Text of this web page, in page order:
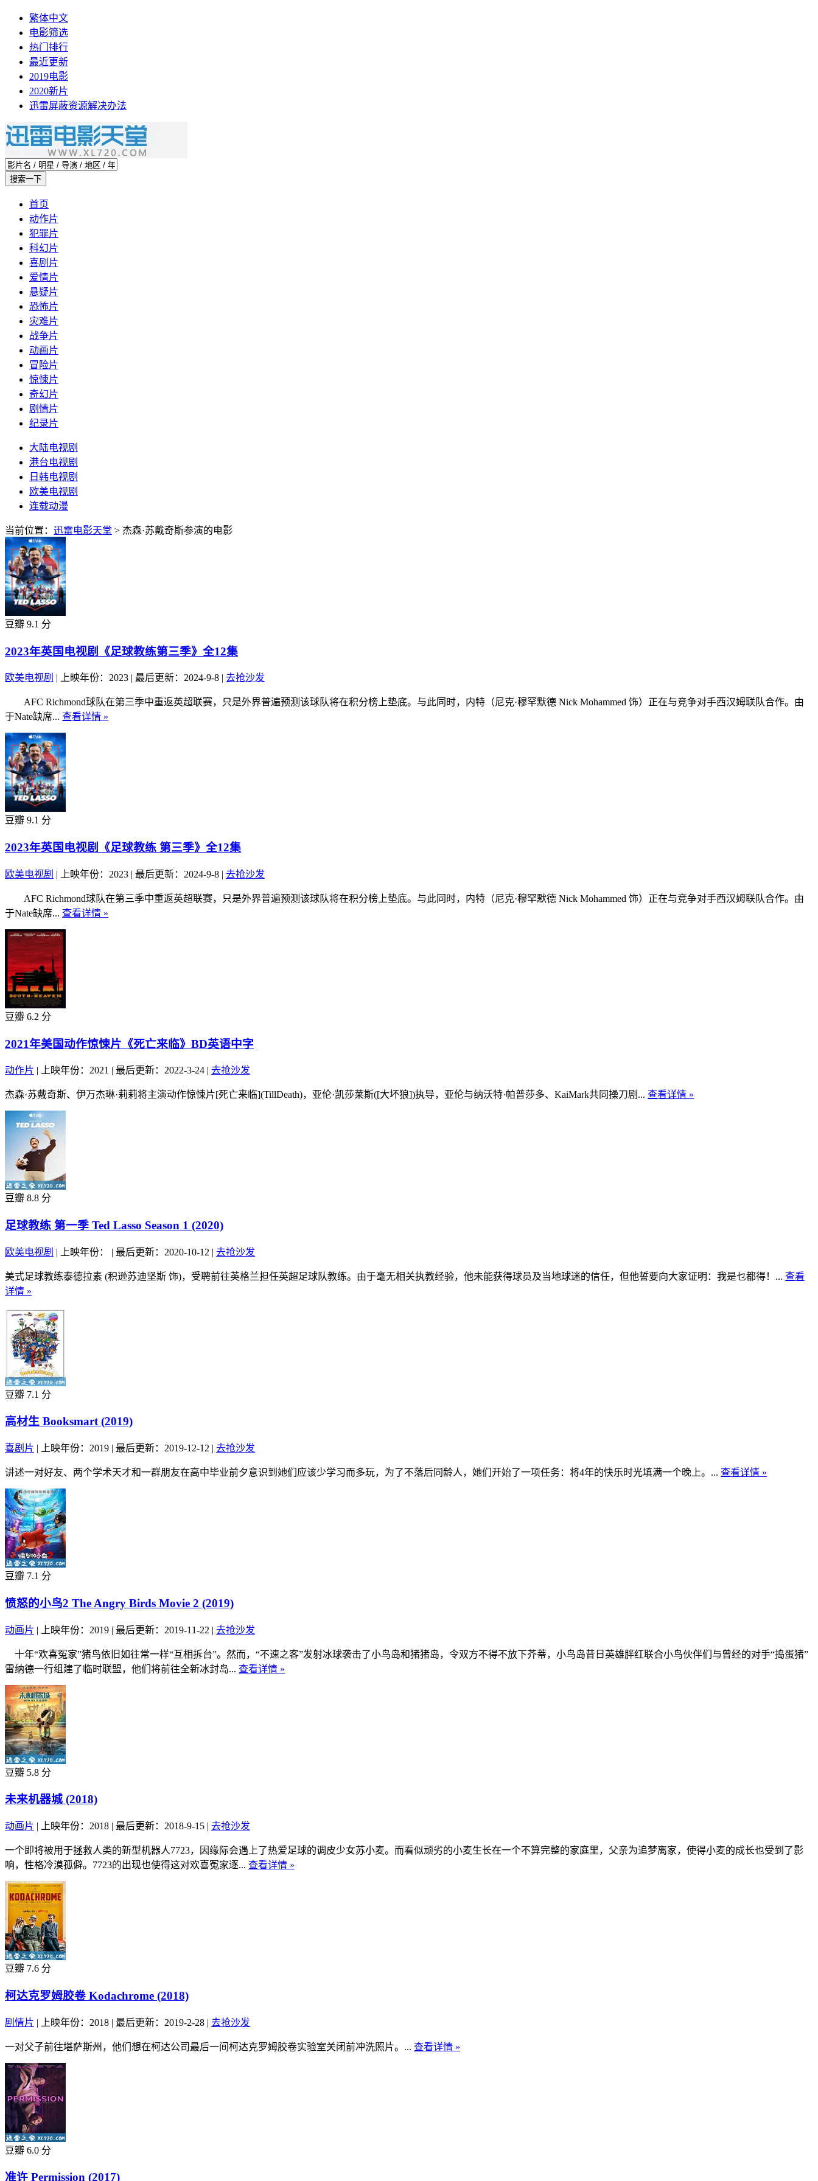
繁体中文
电影筛选
热门排行
最近更新
2019电影
2020新片
迅雷屏蔽资源解决办法
首页
动作片
犯罪片
科幻片
喜剧片
爱情片
悬疑片
恐怖片
灾难片
战争片
动画片
冒险片
惊悚片
奇幻片
剧情片
纪录片
大陆电视剧
港台电视剧
日韩电视剧
欧美电视剧
连载动漫
当前位置： 迅雷电影天堂 > 杰森·苏戴奇斯参演的电影
豆瓣 9.1 分
2023年英国电视剧《足球教练第三季》全12集
欧美电视剧 | 上映年份：2023 | 最后更新：2024-9-8 | 去抢沙发
AFC Richmond球队在第三季中重返英超联赛，只是外界普遍预测该球队将在积分榜上垫底。与此同时，内特（尼克·穆罕默德 Nick Mohammed 饰）正在与竞争对手西汉姆联队合作。由
于Nate缺席... 查看详情 »
豆瓣 9.1 分
2023年英国电视剧《足球教练 第三季》全12集
欧美电视剧 | 上映年份：2023 | 最后更新：2024-9-8 | 去抢沙发
AFC Richmond球队在第三季中重返英超联赛，只是外界普遍预测该球队将在积分榜上垫底。与此同时，内特（尼克·穆罕默德 Nick Mohammed 饰）正在与竞争对手西汉姆联队合作。由
于Nate缺席... 查看详情 »
豆瓣 6.2 分
2021年美国动作惊悚片《死亡来临》BD英语中字
动作片 | 上映年份：2021 | 最后更新：2022-3-24 | 去抢沙发
杰森·苏戴奇斯、伊万杰琳·莉莉将主演动作惊悚片[死亡来临](TillDeath)，亚伦·凯莎莱斯([大坏狼])执导，亚伦与纳沃特·帕普莎多、KaiMark共同操刀剧... 查看详情 »
豆瓣 8.8 分
足球教练 第一季 Ted Lasso Season 1 (2020)
欧美电视剧 | 上映年份： | 最后更新：2020-10-12 | 去抢沙发
美式足球教练泰德拉素 (积逊苏迪坚斯 饰)，受聘前往英格兰担任英超足球队教练。由于毫无相关执教经验，他未能获得球员及当地球迷的信任，但他誓要向大家证明：我是乜都得！... 查看
详情 »
豆瓣 7.1 分
高材生 Booksmart (2019)
喜剧片 | 上映年份：2019 | 最后更新：2019-12-12 | 去抢沙发
讲述一对好友、两个学术天才和一群朋友在高中毕业前夕意识到她们应该少学习而多玩，为了不落后同龄人，她们开始了一项任务：将4年的快乐时光填满一个晚上。... 查看详情 »
豆瓣 7.1 分
愤怒的小鸟2 The Angry Birds Movie 2 (2019)
动画片 | 上映年份：2019 | 最后更新：2019-11-22 | 去抢沙发
十年“欢喜冤家”猪鸟依旧如往常一样“互相拆台”。然而，“不速之客”发射冰球袭击了小鸟岛和猪猪岛，令双方不得不放下芥蒂，小鸟岛昔日英雄胖红联合小鸟伙伴们与曾经的对手“捣蛋猪”
雷纳德一行组建了临时联盟，他们将前往全新冰封岛... 查看详情 »
豆瓣 5.8 分
未来机器城 (2018)
动画片 | 上映年份：2018 | 最后更新：2018-9-15 | 去抢沙发
一个即将被用于拯救人类的新型机器人7723，因缘际会遇上了热爱足球的调皮少女苏小麦。而看似顽劣的小麦生长在一个不算完整的家庭里，父亲为追梦离家，使得小麦的成长也受到了影
响，性格冷漠孤僻。7723的出现也使得这对欢喜冤家逐... 查看详情 »
豆瓣 7.6 分
柯达克罗姆胶卷 Kodachrome (2018)
剧情片 | 上映年份：2018 | 最后更新：2019-2-28 | 去抢沙发
一对父子前往堪萨斯州，他们想在柯达公司最后一间柯达克罗姆胶卷实验室关闭前冲洗照片。... 查看详情 »
豆瓣 6.0 分
准许 Permission (2017)